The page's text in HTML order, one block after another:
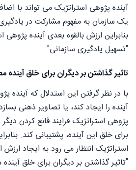
آینده پژوهی استراتژیک می تواند با
یک سازمان به مفهوم مشارکت در
بنابراین ارزش بالقوه بعدی آینده پژوهی
"تسهیل یادگیری سازمانی"
تاثیر گذاشتن بر دیگران برای خلق آینده
با در نظر گرفتن این استدلال که آینده
آینده را ایجاد کند، یا تصاویر ذهنی
پژوهی استراتژیک فرایند قانع کردن دیگر
برای خلق این آینده، پشتیبانی کند.
استراتژیک انتظار می رود به ایجاد
"تاثیر گذاشتن بر دیگران برای خلق